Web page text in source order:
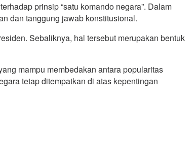
prinsip “satu komando negara”. Dalam
dan tanggung jawab konstitusional.
Sebaliknya, hal tersebut merupakan bentuk
mampu membedakan antara popularitas
tetap ditempatkan di atas kepentingan